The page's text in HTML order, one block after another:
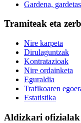
Gardena,
Tramiteak eta
Nire karpeta
Dirulaguntzak
Kontratazioak
Nire ordainketa
Eguraldia
Trafikoaren
Estatistika
Aldizkari ofizialak